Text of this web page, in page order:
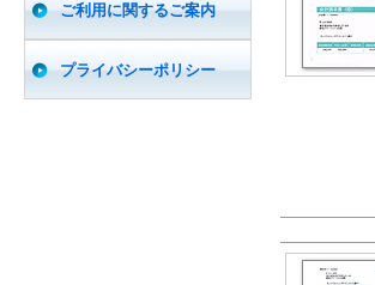
ご利用に関するご案内
プライバシーポリシー